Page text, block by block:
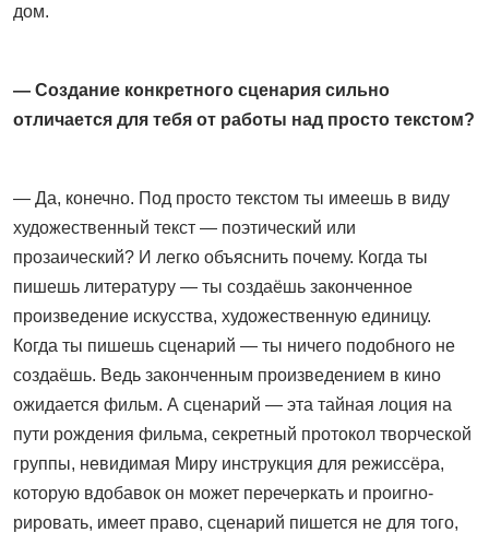
дом.
— Создание конкретного сценария сильно
отличается для тебя от работы над просто текстом?
— Да, конечно. Под просто текстом ты имеешь в виду
художественный текст — поэтический или
прозаический? И легко объяснить почему. Когда ты
пишешь литературу — ты создаёшь законченное
произведение искусства, художественную единицу.
Когда ты пишешь сценарий — ты ничего подобного не
создаёшь. Ведь законченным произведением в кино
ожидается фильм. А сценарий — эта тайная лоция на
пути рождения фильма, секретный протокол творческой
группы, невидимая Миру инструкция для режиссёра,
которую вдобавок он может перечеркать и проигно­
рировать, имеет право, сценарий пишется не для того,